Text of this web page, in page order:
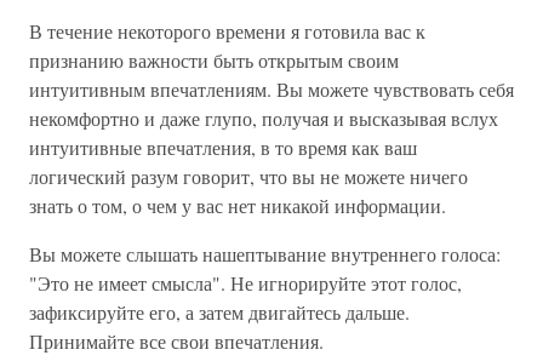
В течение некоторого времени я готовила вас к
признанию важности быть открытым своим
интуитивным впечатлениям. Вы можете чувствовать себя
некомфортно и даже глупо, получая и высказывая вслух
интуитивные впечатления, в то время как ваш
логический разум говорит, что вы не можете ничего
знать о том, о чем у вас нет никакой информации.
Вы можете слышать нашептывание внутреннего голоса:
"Это не имеет смысла". Не игнорируйте этот голос,
зафиксируйте его, а затем двигайтесь дальше.
Принимайте все свои впечатления.